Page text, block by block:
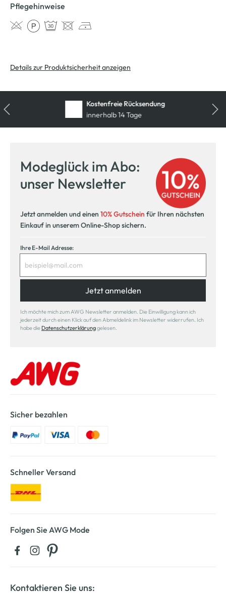
Pflegehinweise
Details zur Produktsicherheit anzeigen
Kostenfreie Rücksendung
innerhalb 14 Tage
Modeglück im Abo:
unser Newsletter
Jetzt anmelden und einen 10% Gutschein für Ihren nächsten
Einkauf in unserem Online-Shop sichern.
Ihre E-Mail Adresse:
Jetzt anmelden
Ich möchte mich zum AWG Newsletter anmelden. Die Einwilligung kann ich
jederzeit durch einen Klick auf den Abmeldelink im Newsletter widerrufen. Ich
habe die Datenschutzerklärunggelesen.
Sicher bezahlen
Schneller Versand
Folgen Sie AWG Mode
Kontaktieren Sie uns: